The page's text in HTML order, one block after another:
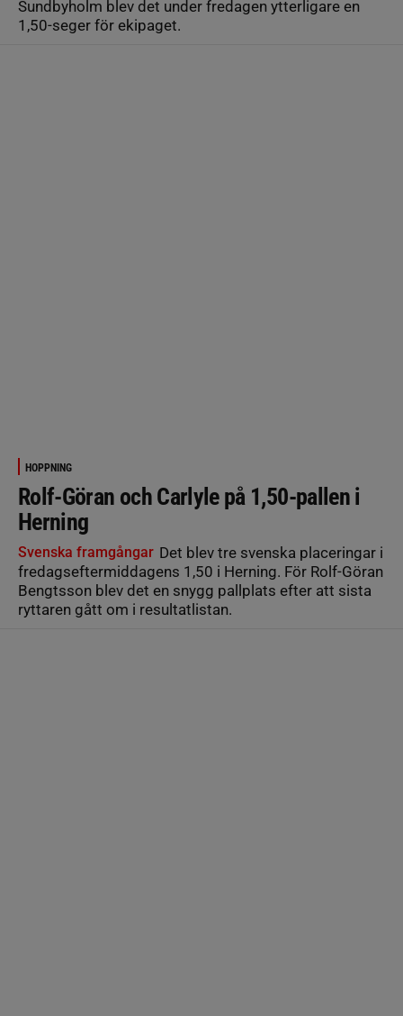
Sundbyholm blev det under fredagen ytterligare en
1,50-seger för ekipaget.
HOPPNING
Rolf-Göran och Carlyle på 1,50-pallen i
Herning
Svenska framgångar Det blev tre svenska placeringar i
fredagseftermiddagens 1,50 i Herning. För Rolf-Göran
Bengtsson blev det en snygg pallplats efter att sista
ryttaren gått om i resultatlistan.